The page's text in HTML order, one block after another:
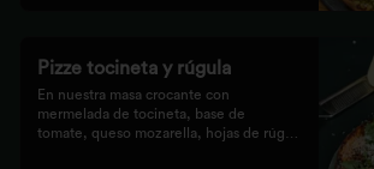
Pizze tocineta y rúgula
En nuestra masa crocante con
mermelada de tocineta, base de
tomate, queso mozarella, hojas de rúgula